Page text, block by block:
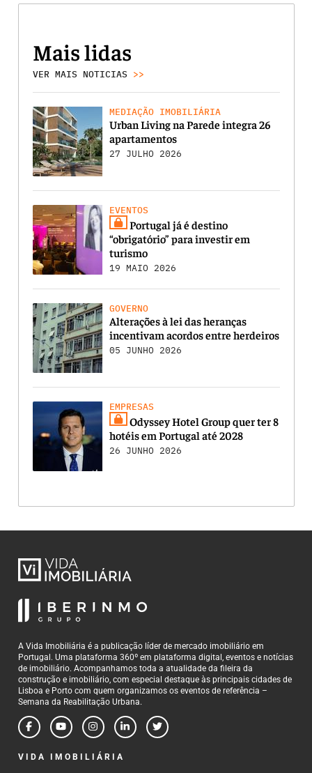
Mais lidas
VER MAIS NOTICIAS >>
MEDIAÇÃO IMOBILIÁRIA
Urban Living na Parede integra 26
apartamentos
27 JULHO 2026
EVENTOS
Portugal já é destino
“obrigatório” para investir em
turismo
19 MAIO 2026
GOVERNO
Alterações à lei das heranças
incentivam acordos entre herdeiros
05 JUNHO 2026
EMPRESAS
Odyssey Hotel Group quer ter 8
hotéis em Portugal até 2028
26 JUNHO 2026
A Vida Imobiliária é a publicação líder de mercado imobiliário em
Portugal. Uma plataforma 360º em plataforma digital, eventos e notícias
de imobiliário. Acompanhamos toda a atualidade da fileira da
construção e imobiliário, com especial destaque às principais cidades de
Lisboa e Porto com quem organizamos os eventos de referência –
Semana da Reabilitação Urbana.
VIDA IMOBILIÁRIA